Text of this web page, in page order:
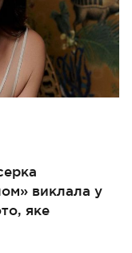
виклала у
яке